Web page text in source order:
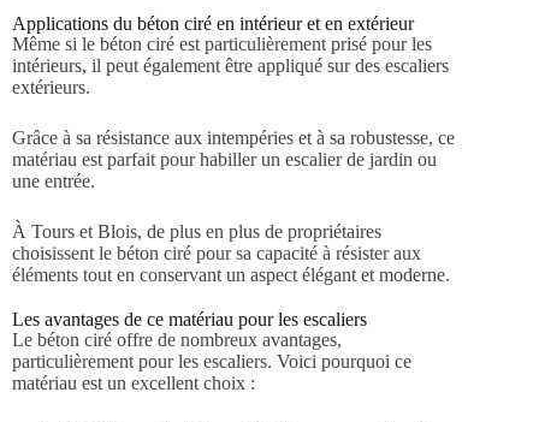
Applications du béton ciré en intérieur et en extérieur
Même si le béton ciré est particulièrement prisé pour les
intérieurs, il peut également être appliqué sur des escaliers
extérieurs.
Grâce à sa résistance aux intempéries et à sa robustesse, ce
matériau est parfait pour habiller un escalier de jardin ou
une entrée.
À Tours et Blois, de plus en plus de propriétaires
choisissent le béton ciré pour sa capacité à résister aux
éléments tout en conservant un aspect élégant et moderne.
Les avantages de ce matériau pour les escaliers
Le béton ciré offre de nombreux avantages,
particulièrement pour les escaliers. Voici pourquoi ce
matériau est un excellent choix :